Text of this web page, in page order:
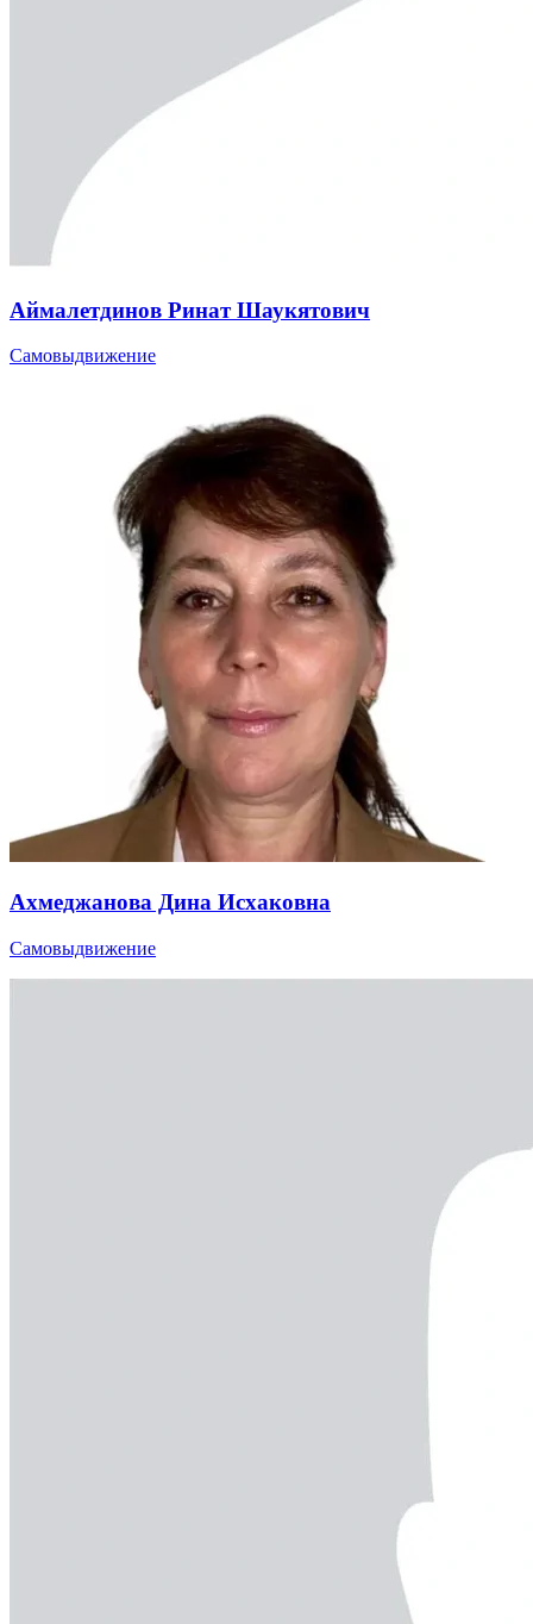
Аймалетдинов Ринат Шаукятович
Самовыдвижение
Ахмеджанова Дина Исхаковна
Самовыдвижение